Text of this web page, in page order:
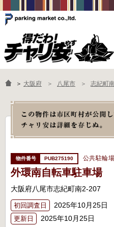
物件一覧
よくあるご質問
＞ 大阪府 八尾市 志紀町
PUB275190 公共駐輪場
外環南自転車駐車場
大阪府八尾市志紀町南2-207
初回調査日 2025年10月25日
更新日 2025年10月25日